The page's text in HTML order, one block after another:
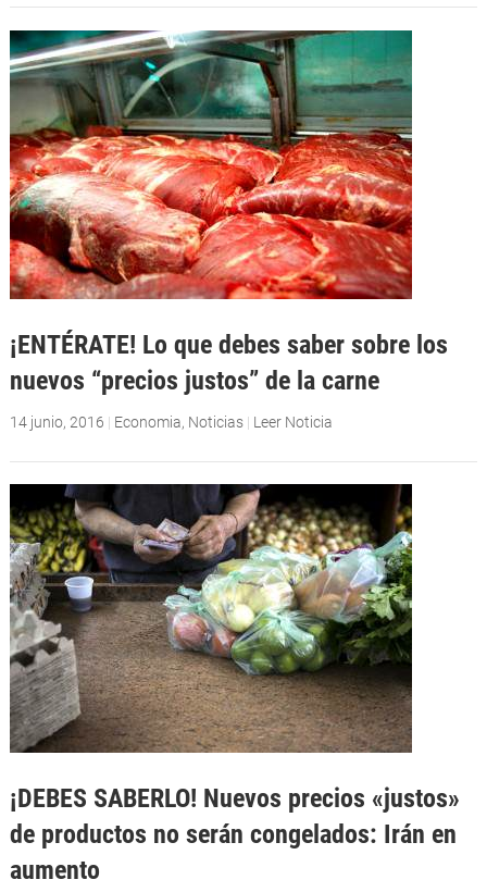
¡ENTÉRATE! Lo que debes saber sobre los
nuevos “precios justos” de la carne
14 junio, 2016 | Economia, Noticias | Leer Noticia
¡DEBES SABERLO! Nuevos precios «justos»
de productos no serán congelados: Irán en
aumento